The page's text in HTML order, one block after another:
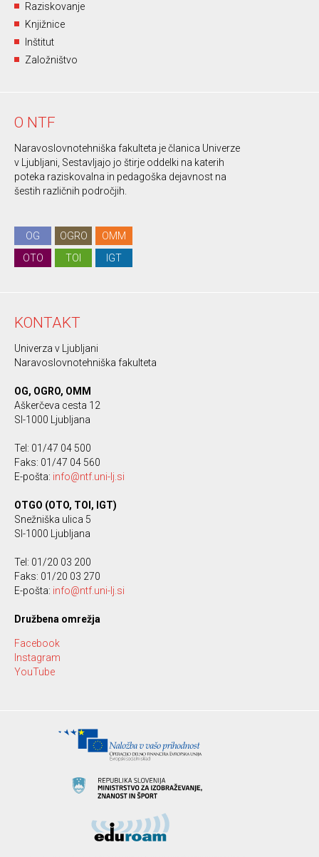
Raziskovanje
Knjižnice
Inštitut
Založništvo
O NTF
Naravoslovnotehniška fakulteta je članica Univerze
v Ljubljani, Sestavljajo jo štirje oddelki na katerih
poteka raziskovalna in pedagoška dejavnost na
šestih različnih področjih.
OG OGRO
OMM
OTO
TOI IGT
KONTAKT
Univerza v Ljubljani
Naravoslovnotehniška fakulteta
OG, OGRO, OMM
Aškerčeva cesta 12
SI-1000 Ljubljana
Tel: 01/47 04 500
Faks: 01/47 04 560
E-pošta: info@ntf.uni-lj.si
OTGO (OTO, TOI, IGT)
Snežniška ulica 5
SI-1000 Ljubljana
Tel: 01/20 03 200
Faks: 01/20 03 270
E-pošta: info@ntf.uni-lj.si
Družbena omrežja
Facebook
Instagram
YouTube